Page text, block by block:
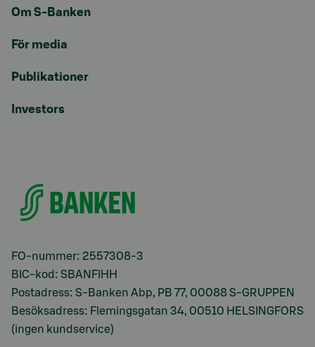
Om S-Banken
För media
Publikationer
Investors
FO-nummer: 2557308-3
BIC-kod: SBANFIHH
Postadress: S-Banken Abp, PB 77, 00088 S-GRUPPEN
Besöksadress: Flemingsgatan 34, 00510 HELSINGFORS
(ingen kundservice)